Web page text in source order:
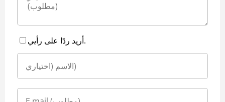
أريد ردًا على رأيي.